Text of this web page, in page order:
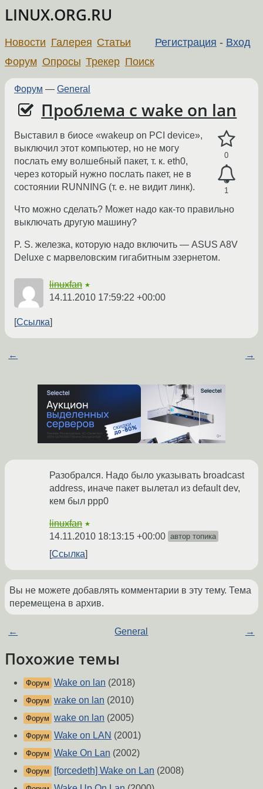
LINUX.ORG.RU
Регистрация - Вход
Новости Галерея Статьи
Форум Опросы Трекер Поиск
Форум — General
Проблема с wake on lan
0
1
Выставил в биосе «wakeup on PCI device»,
выключил этот компьютер, но не могу
послать ему волшебный пакет, т. к. eth0,
через который нужно послать пакет, не в
состоянии RUNNING (т. е. не видит линк).
Что можно сделать? Может надо как-то правильно
выключать другую машину?
P. S. железка, которую надо включить — ASUS A8V
Deluxe с марвеловским гигабитным эзернетом.
linuxfan ★
14.11.2010 17:59:22 +00:00
Ссылка
← →
Разобрался. Надо было указывать broadcast
address, иначе пакет вылетал из default dev,
кем был ppp0
linuxfan ★
14.11.2010 18:13:15 +00:00 автор топика
Ссылка
Вы не можете добавлять комментарии в эту тему. Тема
перемещена в архив.
← General →
Похожие темы
Форум Wake on lan (2018)
Форум wake on lan (2010)
Форум wake on lan (2005)
Форум Wake on LAN (2001)
Форум Wake On Lan (2002)
Форум [forcedeth] Wake on Lan (2008)